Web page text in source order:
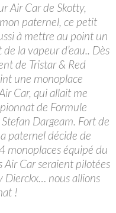
Air Car de Skotty,
paternel, ce petit
à mettre au point un
la vapeur d’eau.. Dès
de Tristar & Red
une monoplace
Car, qui allait me
de Formule
Dargeam. Fort de
paternel décide de
monoplaces équipé du
Air Car seraient pilotées
Dierckx… nous allions
!